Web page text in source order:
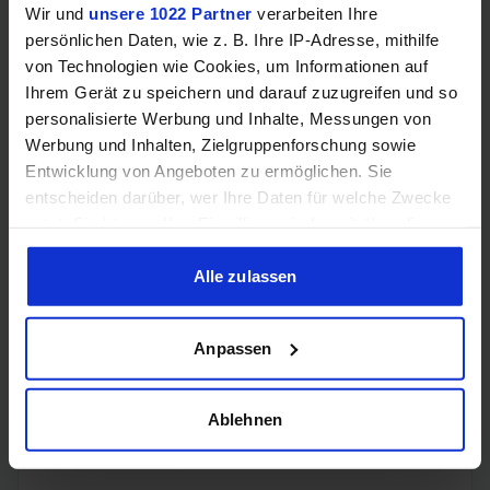
Wir und unsere 1022 Partner verarbeiten Ihre
persönlichen Daten, wie z. B. Ihre IP-Adresse, mithilfe
von Technologien wie Cookies, um Informationen auf
Ihrem Gerät zu speichern und darauf zuzugreifen und so
personalisierte Werbung und Inhalte, Messungen von
Werbung und Inhalten, Zielgruppenforschung sowie
Entwicklung von Angeboten zu ermöglichen. Sie
entscheiden darüber, wer Ihre Daten für welche Zwecke
Cookie-Erklärung oder durch Klicken auf das Privacy
Trigger Symbol ändern oder widerrufen
Informationen über Ihre geografische Lage erfassen,
welche bis auf einige Meter genau sein können
Ihr Gerät durch aktives Scannen nach bestimmten
Erfahren Sie mehr darüber, wie Ihre persönlichen Daten
Alle zulassen
Anpassen
Ablehnen
Chipsatz-Eignung
H610,
H610E,
H670,
H770,
Q670,
Q670E,
R680E,
Z690,
Z790,
Chipsatz-Interface
4.0,
16GT/s